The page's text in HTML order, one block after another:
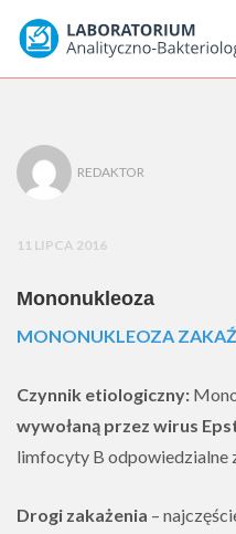
REDAKTOR
11 LIPCA 2016
Mononukleoza
MONONUKLEOZA
Czynnik etiologiczny:
wywołaną przez wirus
limfocyty B odpowiedzialne
Drogi zakażenia –